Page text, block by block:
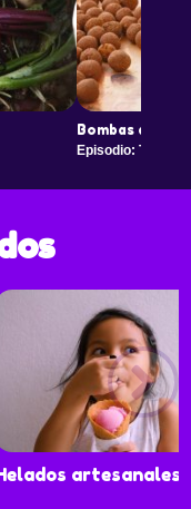
Bombas de
Episodio: T2E19
artesanales